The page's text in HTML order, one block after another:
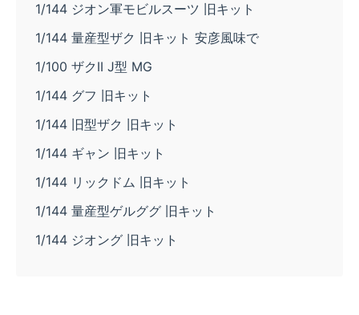
1/144 ジオン軍モビルスーツ 旧キット
1/144 量産型ザク 旧キット 安彦風味で
1/100 ザクII J型 MG
1/144 グフ 旧キット
1/144 旧型ザク 旧キット
1/144 ギャン 旧キット
1/144 リックドム 旧キット
1/144 量産型ゲルググ 旧キット
1/144 ジオング 旧キット